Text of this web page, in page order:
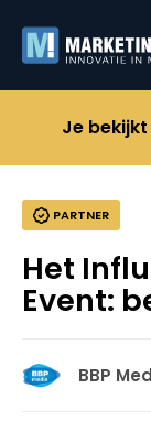
Je
PARTNER
Het
Event:
BBP